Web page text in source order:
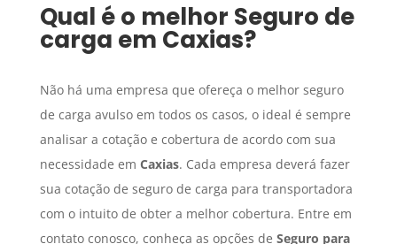
Qual é o melhor Seguro de
carga em Caxias?
Não há uma empresa que ofereça o melhor seguro
de carga avulso em todos os casos, o ideal é sempre
analisar a cotação e cobertura de acordo com sua
necessidade em Caxias. Cada empresa deverá fazer
sua cotação de seguro de carga para transportadora
com o intuito de obter a melhor cobertura. Entre em
contato conosco, conheça as opções de Seguro para